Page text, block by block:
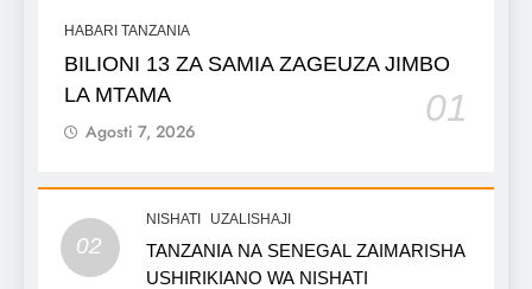
HABARI TANZANIA
BILIONI 13 ZA SAMIA ZAGEUZA JIMBO
LA MTAMA
01
Agosti 7, 2026
02
NISHATI UZALISHAJI
TANZANIA NA SENEGAL ZAIMARISHA
USHIRIKIANO WA NISHATI